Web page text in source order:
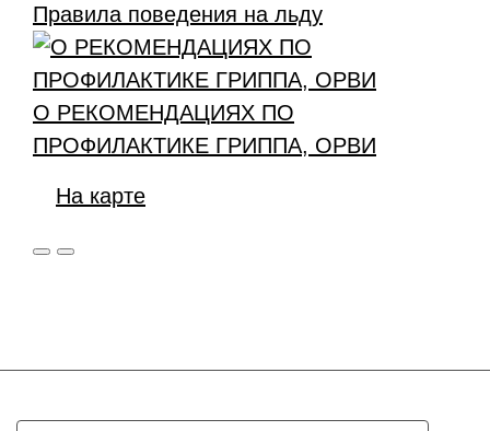
Правила поведения на льду
О РЕКОМЕНДАЦИЯХ ПО
ПРОФИЛАКТИКЕ ГРИППА, ОРВИ
На карте